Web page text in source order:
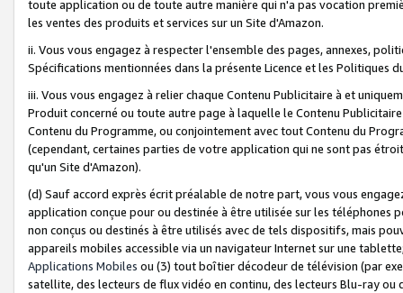
toute application ou de toute autre manière qui n'a pas vocation
les ventes des produits et services sur un Site d'Amazon.
ii. Vous vous engagez à respecter l'ensemble des pages, annexes,
Spécifications mentionnées dans la présente Licence et les Politiques
iii. Vous vous engagez à relier chaque Contenu Publicitaire à et
Produit concerné ou toute autre page à laquelle le Contenu
Contenu du Programme, ou conjointement avec tout Contenu du
(cependant, certaines parties de votre application qui ne sont pas
qu'un Site d'Amazon).
(d) Sauf accord exprès écrit préalable de notre part, vous vous
application conçue pour ou destinée à être utilisée sur les téléphones
non conçus ou destinés à être utilisés avec de tels dispositifs, mais
appareils mobiles accessible via un navigateur Internet sur une
Applications Mobiles ou (3) tout boîtier décodeur de télévision (par
satellite, des lecteurs de flux vidéo en continu, des lecteurs Blu-ray